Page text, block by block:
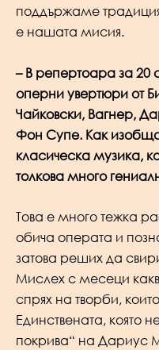
поддържаме
е нашата мисия.
– В репертоара за 20
оперни увертюри от
Чайковски, Вагнер,
Фон Супе. Как
класическа музика,
толкова много
Това е много тежка
обича операта и
затова реших да
Мислех с месеци
спрях на творби,
Единствената, която
покрива“ на Дариус